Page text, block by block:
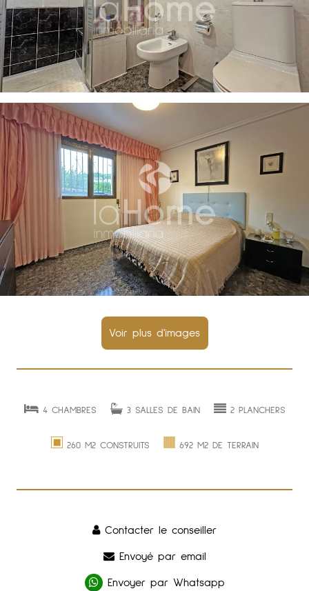
4 CHAMBRES 3 SALLES DE BAIN 2 PLANCHERS
260 M2 CONSTRUITS 692 M2 DE TERRAIN
Contacter le conseiller
Envoyé par email
Envoyer par Whatsapp